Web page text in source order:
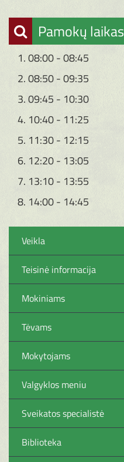
Pamokų laikas
1. 08:00 - 08:45
2. 08:50 - 09:35
3. 09:45 - 10:30
4. 10:40 - 11:25
5. 11:30 - 12:15
6. 12:20 - 13:05
7. 13:10 - 13:55
8. 14:00 - 14:45
Veikla
Teisinė informacija
Mokiniams
Tėvams
Mokytojams
Valgyklos meniu
Sveikatos specialistė
Biblioteka